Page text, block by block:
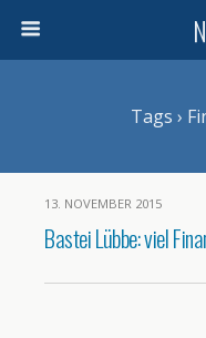
Tags ›
13. NOVEMBER 2015
Bastei Lübbe: viel